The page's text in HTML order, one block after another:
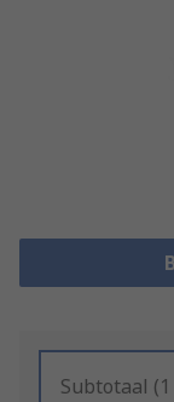
Subtotaal